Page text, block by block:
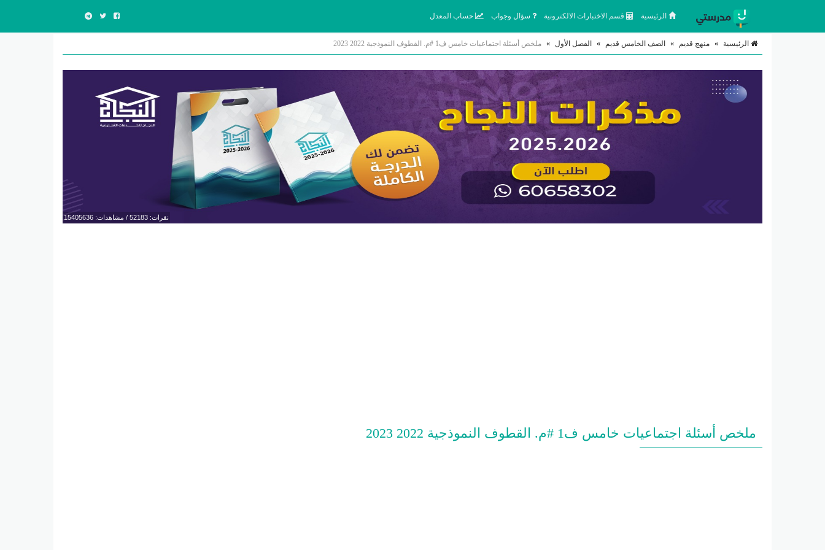
الرئيسية قسم الاختبارات الالكترونية سؤال وجواب حساب المعدل
الرئيسية » منهج قديم » الصف الخامس قديم » الفصل الأول » ملخص أسئلة اجتماعيات خامس ف1 #م. القطوف النموذجية 2022 2023
نقرات: 52183 / مشاهدات: 15405636
ملخص أسئلة اجتماعيات خامس ف1 #م. القطوف النموذجية 2022 2023